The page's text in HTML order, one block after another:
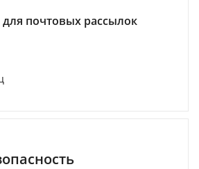
почтовых рассылок